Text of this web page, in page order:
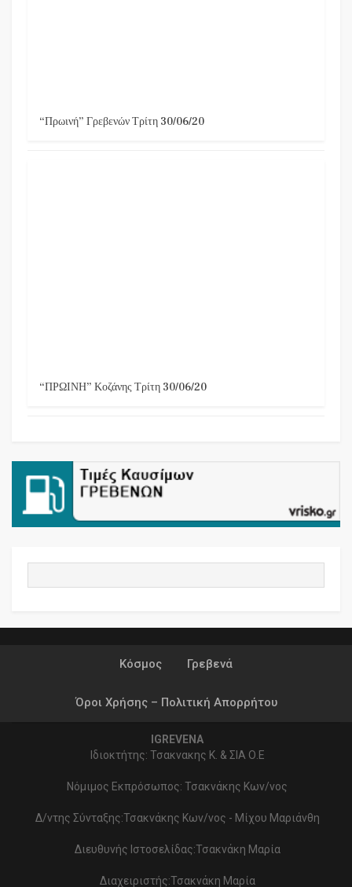
“Πρωινή” Γρεβενών Τρίτη 30/06/20
“ΠΡΩΙΝΗ” Κοζάνης Τρίτη 30/06/20
Κόσμος Γρεβενά
Όροι Χρήσης – Πολιτική Απορρήτου
IGREVENA
Ιδιοκτήτης: Τσακνακης Κ. & ΣΙΑ Ο.Ε
Νόμιμος Εκπρόσωπος: Τσακνάκης Κων/νος
Δ/ντης Σύνταξης:Τσακνάκης Κων/νος - Μίχου Μαριάνθη
Διευθυνής Ιστοσελίδας:Τσακνάκη Μαρία
Διαχειριστής:Τσακνάκη Μαρία